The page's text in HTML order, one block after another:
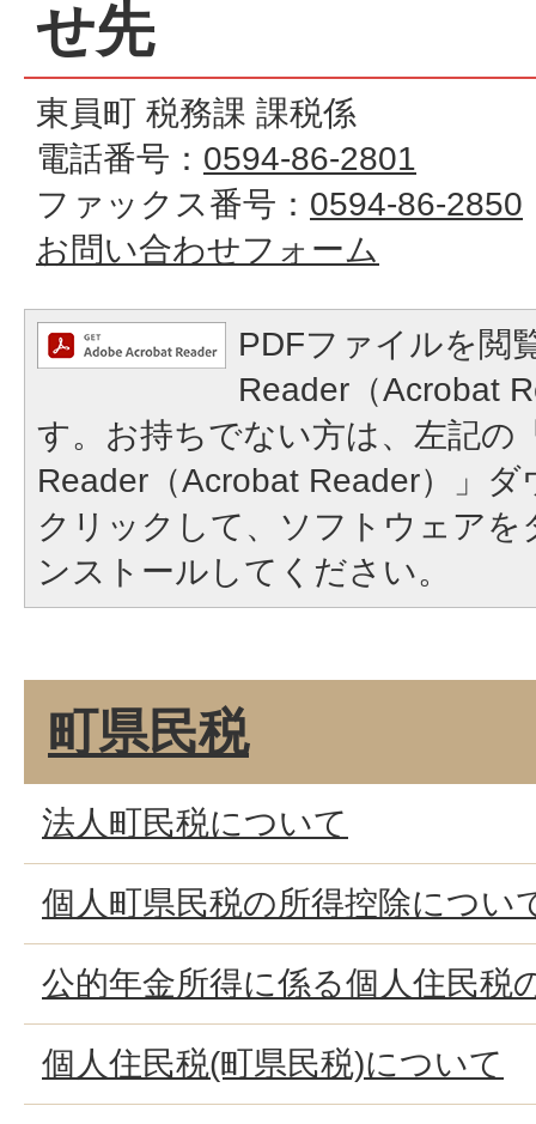
せ先
東員町 税務課 課税係
電話番号： 0594-86-2801
ファックス番号： 0594-86-2850
お問い合わせフォーム
PDFファイルを閲
Reader（Acrobat
す。お持ちでない方は、左記の
Reader（Acrobat Reader）」
クリックして、ソフトウェア
ンストールしてください。
町県民税
法人町民税について
個人町県民税の所得控除につい
公的年金所得に係る個人住民税
個人住民税(町県民税)について